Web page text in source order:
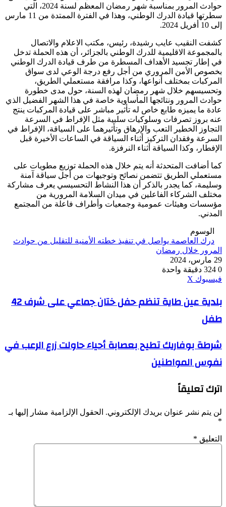
حوادث المرور بمناسبة شهر رمضان المعظم لسنة 2024، التي
سطرتها قيادة الدرك الوطني، وهذا في الفترة الممتدة من 11 مارس
إلى 10 أفريل 2024.
كشفت النقيب عايب رشيدة، رئيس، مكتب الاعلام والاتصال
بالمجموعة الاقليمية للدرك الوطني بالجزائر، أن هذه الحملة تدخل
في إطار تجسيد الأهداف المسطرة من طرف قيادة الدرك الوطني
بخصوص الأمن المروري من أجل رفع درجة الوعي لدى سواق
المركبات بمختلف أنواعها، وكذا مرافقة مستعملي الطريق،
وتحسيسهم خلال شهر رمضان لهذه السنة، حول مدى خطورة
حوادث المرور ونتائجها المأساوية خاصة في هذا الشهر الفضيل الذي
عادة ما يميزه طابع خاص له تأثير مباشر على قيادة المركبات ينتج
عنه بروز تصرفات وسلوكيات سلبية مثل الإفراط في السرعة
التجاوز الخطير التعب والإرهاق وتأثيرهما على السياقة، الإفراط في
السرعة وفقدان التركيز أثناء السياقة في الساعات الأخيرة قبل
الإفطار، وكذا السياقة أثناء النرفزة.
كما أضافت المتحدثة أنه يتم خلال هذه الحملة توزيع مطويات على
مستعملي الطريق تتضمن نصائح وتوجيهات من أجل سياقة آمنة
وسليمة، كما يجدر بالذكر أن هذا النشاط التحسيسي يعرف مشاركة
مختلف الشركاء الفاعلين في ميدان السلامة المرورية من
مؤسسات وهيئات عمومية وجمعيات وأطراف فاعلة من المجتمع
المدني.
الوسوم
درك العاصمة يواصل في تنفيذ خطته الأمنية للتقليل من حوادث
المرور خلال رمضان
29 مارس، 2024
0
دقيقة واحدة
فيسبوك ‫X
بلدية
عين
طاية
تنظم
ختان
على
42
طفل
بلدية عين طاية تنظم حفل ختان جماعي على شرف 42
طفل
شرطة
بوفاريك
تطيح
بعصابة
حاولت
الرعب
في
المواطنين
شرطة بوفاريك تطيح بعصابة أحياء حاولت زرع الرعب في
نفوس المواطنين
اترك تعليقاً
لن يتم نشر عنوان بريدك الإلكتروني. الحقول الإلزامية مشار إليها بـ
*
التعليق *